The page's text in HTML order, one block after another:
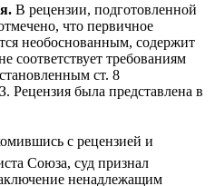
В рецензии, подготовленной
что первичное
необоснованным, содержит
соответствует требованиям
ст. 8
Рецензия была представлена в
с рецензией и
Союза, суд признал
ненадлежащим